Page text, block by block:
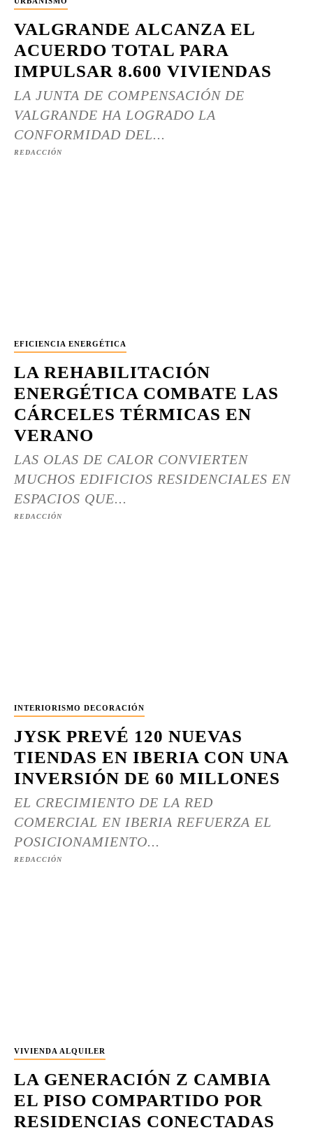
VALGRANDE ALCANZA EL
ACUERDO TOTAL PARA
IMPULSAR 8.600 VIVIENDAS
LA JUNTA DE COMPENSACIÓN DE
VALGRANDE HA LOGRADO LA
CONFORMIDAD DEL...
REDACCIÓN
EFICIENCIA ENERGÉTICA
LA REHABILITACIÓN
ENERGÉTICA COMBATE LAS
CÁRCELES TÉRMICAS EN
VERANO
LAS OLAS DE CALOR CONVIERTEN
MUCHOS EDIFICIOS RESIDENCIALES EN
ESPACIOS QUE...
REDACCIÓN
INTERIORISMO DECORACIÓN
JYSK PREVÉ 120 NUEVAS
TIENDAS EN IBERIA CON UNA
INVERSIÓN DE 60 MILLONES
EL CRECIMIENTO DE LA RED
COMERCIAL EN IBERIA REFUERZA EL
POSICIONAMIENTO...
REDACCIÓN
VIVIENDA ALQUILER
LA GENERACIÓN Z CAMBIA
EL PISO COMPARTIDO POR
RESIDENCIAS CONECTADAS